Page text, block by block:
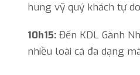
hung vỹ quý khách tự
10h15: Đến KDL Gành
nhiều loài cá đa dạng